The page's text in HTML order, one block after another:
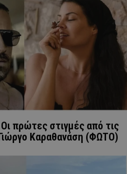
πρώτες στιγμές από τις
Καραθανάση (ΦΩΤΟ)